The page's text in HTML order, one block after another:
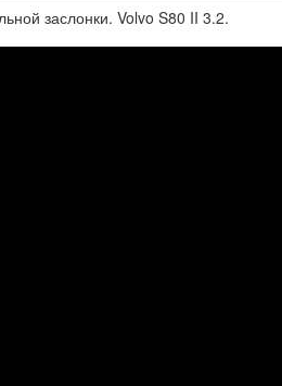
заслонки. Volvo S80 II 3.2.